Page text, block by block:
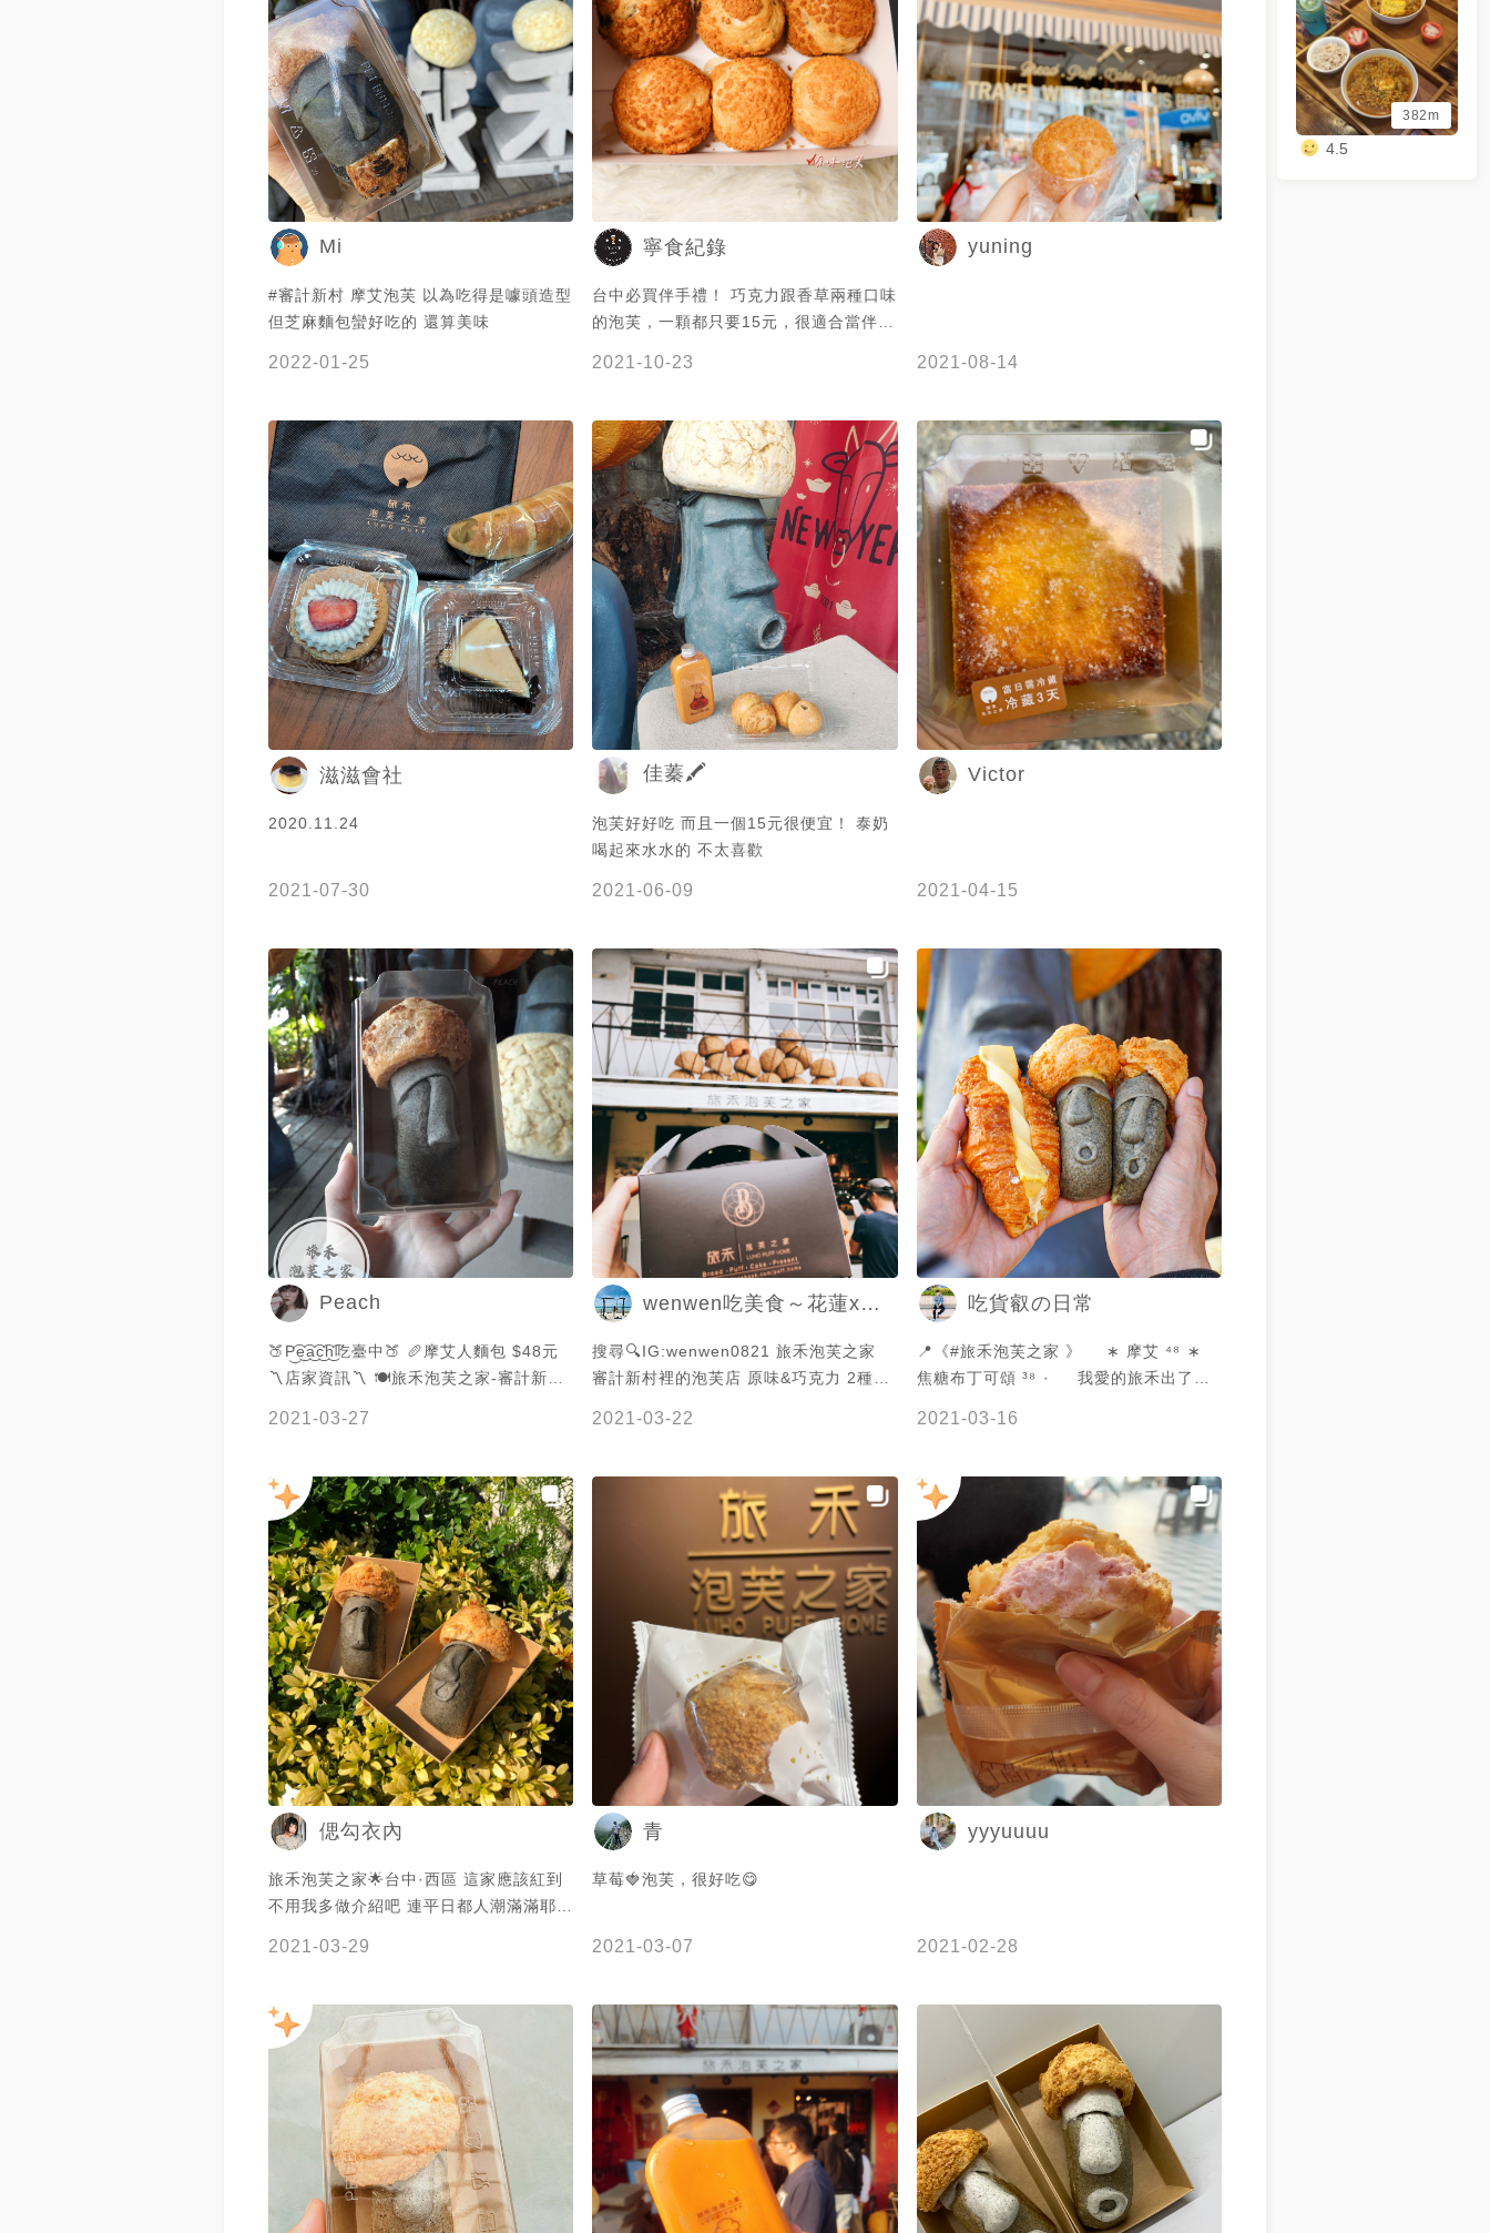
382m
4.5
Mi
#審計新村 摩艾泡芙 以為吃得是噱頭造型
但芝麻麵包蠻好吃的 還算美味
2022-01-25
寧食紀錄
台中必買伴手禮！ 巧克力跟香草兩種口味
的泡芙，一顆都只要15元，很適合當伴手
軟皮的，軟皮泡芙控別錯過了，店內還有
2021-10-23
yuning
2021-08-14
滋滋會社
2020.11.24
2021-07-30
佳蓁🖍️
泡芙好好吃 而且一個15元很便宜！ 泰奶
喝起來水水的 不太喜歡
2021-06-09
Victor
2021-04-15
Peach
🍑P͜͡e͜͡a͜͡c͜͡h͜͡吃臺中🍑 🥖摩艾人麵包 $48元
〽️店家資訊〽️ 🍽旅禾泡芙之家-審計新村
紹 #旅禾泡芙之家 @luhopuff_audit
#foody吃貨 @foody_tw #台中甜點 #台
中美食 #美食 #美食分享 #台中西區 #西
區甜點 #審計新村 #旅禾泡芙之家審計新
村店 #旅禾泡芙之家 #摩艾人
2021-03-27
wenwen吃美食～花蓮x新竹
搜尋🔍IG:wenwen0821 旅禾泡芙之家
審計新村裡的泡芙店 原味&巧克力 2種都
2021-03-22
吃貨叡の日常
📍《#旅禾泡芙之家 》⁣⁣⁣⁣⁣⁣⁣⁣⁣⁣⁣⁣⁣⁣⁣⁣⁣ ∗ 摩艾 ⁴⁸⁣ ∗
焦糖布丁可頌 ³⁸⁣ ·⁣⁣⁣⁣⁣⁣⁣⁣⁣⁣⁣⁣⁣⁣⁣⁣⁣⁣⁣ ⁣我愛的旅禾出了新
一款-焦糖布丁可頌也超過分啊🤤⁣ Q軟的
布丁搭配酥脆的可頌⁣ 還有淋上焦糖醬增
添風味卻又不甜膩⁣ 好好吃😋 好適合買回
家當下午茶❤️⁣ 如果有去#審計新村 的朋友
千萬不要錯過！⁣ ·⁣⁣⁣⁣⁣⁣⁣⁣⁣⁣ 🏷️標籤搜尋🔍 #叡叡
吃台中 ⁣⁣⁣⁣ 📍園區店⁣ 🏠台中市西區民生路
358號⁣ ☎️04-23011911⁣ ⏰11:00-19:00⁣⁣⁣⁣⁣
·⁣ 📍總店⁣ 🏠台中市西區五權七街122號⁣
☎️04-23756858⁣ ⏰10:00-21:00⁣⁣⁣⁣⁣ ·⁣ 📍審
計旗艦店⁣ 🏠台中市西區美村路一段343號
⁣ ☎️04-23010808⁣ ⏰10:00-21:00⁣⁣⁣⁣⁣ ·⁣ 📍
忠明店⁣ 🏠台中市西區忠明南路190號⁣
☎️04-23787666⁣ ⏰10:00-21:00⁣⁣⁣⁣ ·⁣⁣⁣⁣⁣⁣⁣⁣⁣⁣⁣⁣⁣⁣⁣⁣⁣⁣⁣
#Rayの食記 #審計新村美食 #台中 #台中
#Taichungfood #coffee #dessert
2021-03-16
偲勾衣內
旅禾泡芙之家🌟台中·西區 這家應該紅到
不用我多做介紹吧 連平日都人潮滿滿耶
蘿泡芙(巧克力/奶油)—$15元/顆 🔺摩艾
麵包—$48元/個 🔺焦糖布丁可頌—$38
元/個 -—-—-—-—-—-—- 🔸酥脆菠蘿泡
芙 內餡很滿很滑順 巧克力甜而不膩 牛奶
也很好吃 之前吃過生乳泡芙 覺得現灌大
勝～CP值超高～ 建議當天吃皮才不會軟
掉！ 🔸摩艾麵包 摩艾造型麵包的帽子是
泡芙殼 裡面有一點點奶油餡 跟現灌的餡
不一樣 泡芙殼有點軟不好吃 （餅乾接觸
2021-03-29
青
草莓🍓泡芙，很好吃😋
2021-03-07
yyyuuuu
2021-02-28